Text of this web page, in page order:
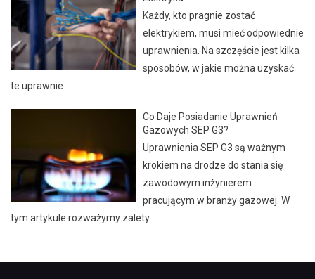
Każdy, kto pragnie zostać
elektrykiem, musi mieć odpowiednie
uprawnienia. Na szczęście jest kilka
sposobów, w jakie można uzyskać
te uprawnie
Co Daje Posiadanie Uprawnień
Gazowych SEP G3?
Uprawnienia SEP G3 są ważnym
krokiem na drodze do stania się
zawodowym inżynierem
pracującym w branży gazowej. W
tym artykule rozważymy zalety